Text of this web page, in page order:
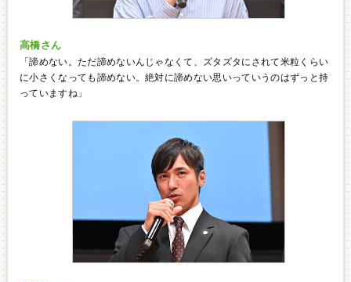
高橋さん
「諦めない。ただ諦めないんじゃなくて、ズタズタにされて米粒くらい
に小さくなっても諦めない。絶対に諦めない思いっていうのはずっと持
っていますね」